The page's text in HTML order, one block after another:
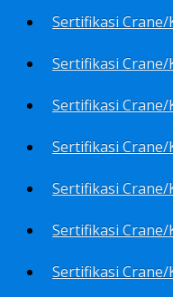
Sertifikasi Crane/
Sertifikasi Crane/
Sertifikasi Crane/
Sertifikasi Crane/
Sertifikasi Crane/
Sertifikasi Crane/